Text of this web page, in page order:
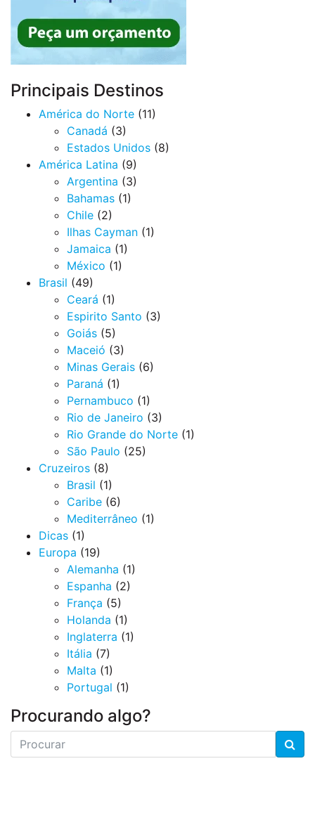
Principais Destinos
América do Norte (11)
Canadá (3)
Estados Unidos (8)
América Latina (9)
Argentina (3)
Bahamas (1)
Chile (2)
Ilhas Cayman (1)
Jamaica (1)
México (1)
Brasil (49)
Ceará (1)
Espirito Santo (3)
Goiás (5)
Maceió (3)
Minas Gerais (6)
Paraná (1)
Pernambuco (1)
Rio de Janeiro (3)
Rio Grande do Norte (1)
São Paulo (25)
Cruzeiros (8)
Brasil (1)
Caribe (6)
Mediterrâneo (1)
Dicas (1)
Europa (19)
Alemanha (1)
Espanha (2)
França (5)
Holanda (1)
Inglaterra (1)
Itália (7)
Malta (1)
Portugal (1)
Procurando algo?